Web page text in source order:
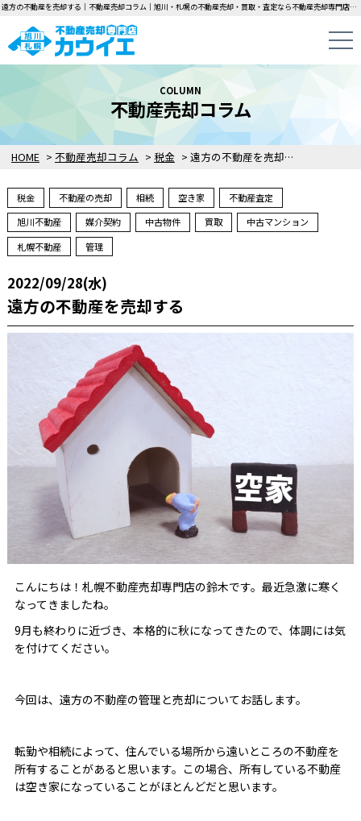
遠方の不動産を売却する｜不動産売却コラム｜旭川・札幌の不動産売却・買取・査定なら不動産売却専門店カウイエにお任せください！中古一戸建て・マンション・土地の即日無料査定・即金買取を行っています！
HOME > 不動産売却コラム > 税金 > 遠方の不動産を売却する
COLUMN
不動産売却コラム
税金 不動産の売却 相続 空き家
不動産査定
旭川不動産
媒介契約 中古物件 買取
中古マンション
札幌不動産
管理
2022/09/28(水)
遠方の不動産を売却する
こんにちは！札幌不動産売却専門店の鈴木です。最近急激に寒く
なってきましたね。
9月も終わりに近づき、本格的に秋になってきたので、体調には気
を付けてください。
今回は、遠方の不動産の管理と売却についてお話します。
転勤や相続によって、住んでいる場所から遠いところの不動産を
所有することがあると思います。この場合、所有している不動産
は空き家になっていることがほとんどだと思います。